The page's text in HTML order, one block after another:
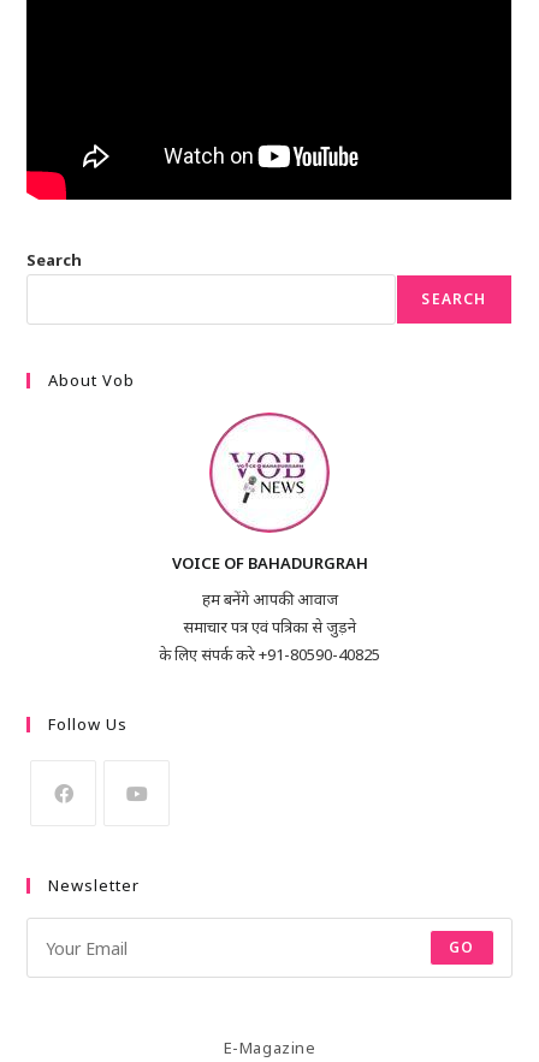
Search
SEARCH
About Vob
VOICE OF BAHADURGRAH
हम बनेंगे आपकी आवाज
समाचार पत्र एवं पत्रिका से जुड़ने
के लिए संपर्क करे +91-80590-40825
Follow Us
Newsletter
GO
E-Magazine